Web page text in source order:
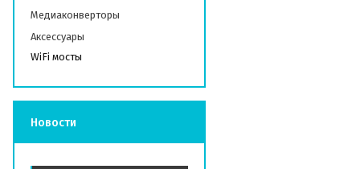
Медиаконверторы
Аксессуары
WiFi мосты
Новости